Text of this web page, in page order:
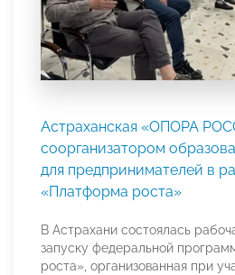
Астраханская «ОПОРА
соорганизатором
для предпринимателей в
«Платформа роста»
В Астрахани состоялась
запуску федеральной
роста», организованная при